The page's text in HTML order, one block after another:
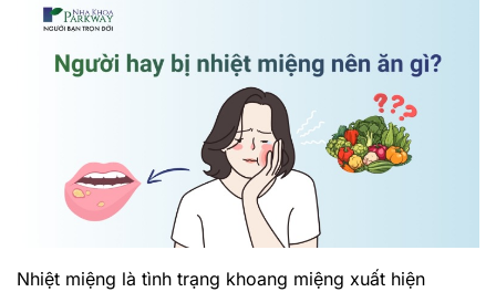
Nhiệt miệng là tình trạng khoang miệng xuất hiện